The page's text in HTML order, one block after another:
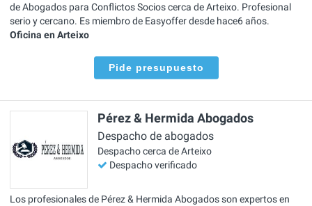
de Abogados para Conflictos Socios cerca de Arteixo. Profesional
serio y cercano. Es miembro de Easyoffer desde hace6 años.
Oficina en Arteixo
Pide presupuesto
Pérez & Hermida Abogados
Despacho de abogados
Despacho cerca de Arteixo
Despacho verificado
Los profesionales de Pérez & Hermida Abogados son expertos en